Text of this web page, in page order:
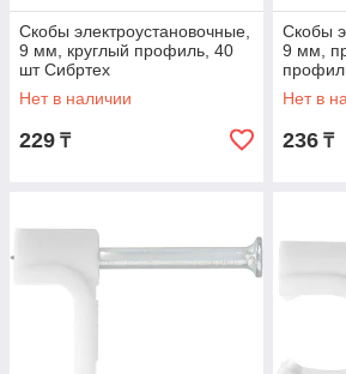
Скобы электроустановочные,
9 мм, круглый профиль, 40
шт Сибртех
Нет в наличии
229 ₸
Скобы
9 мм,
Нет в
236 ₸